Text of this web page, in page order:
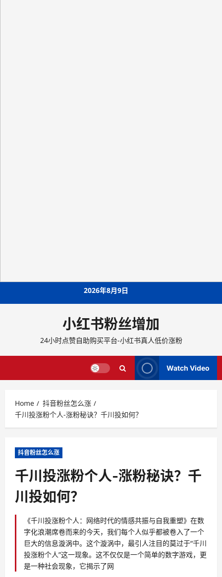
2026年8月9日
小红书粉丝增加
24小时点赞自助购买平台-小红书真人低价涨粉
Watch Video
Home
抖音粉丝怎么涨
千川投涨粉个人-涨粉秘诀？千川投如何？
抖音粉丝怎么涨
千川投涨粉个人-涨粉秘诀？千
川投如何？
《千川投涨粉个人：网络时代的情感共振与自我重塑》在数
字化浪潮席卷而来的今天，我们每个人似乎都被卷入了一个
巨大的信息漩涡中。这个漩涡中，最引人注目的莫过于“千川
投涨粉个人”这一现象。这不仅仅是一个简单的数字游戏，更
是一种社会现象，它揭示了网